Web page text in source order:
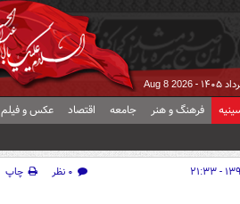
Aug 8 2026
فرهنگ و هنر جامعه اقتصاد عکس و فیلم
۰ نظر
چاپ